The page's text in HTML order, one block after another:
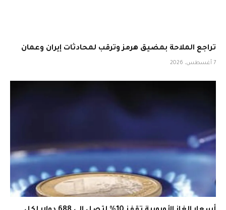
تراجع الملاحة بمضيق هرمز وترقب لمحادثات إيران وعمان
7 أغسطس، 2026